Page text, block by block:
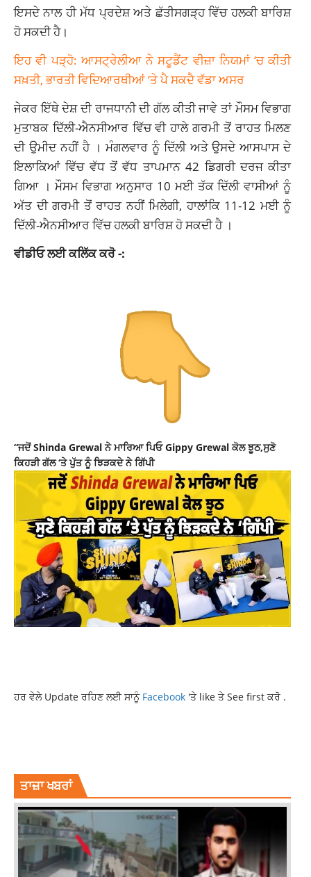
ਇਸਦੇ ਨਾਲ ਹੀ ਮੱਧ ਪ੍ਰਦੇਸ਼ ਅਤੇ ਛੱਤੀਸਗੜ੍ਹ ਵਿੱਚ ਹਲਕੀ ਬਾਰਿਸ਼
ਹੋ ਸਕਦੀ ਹੈ।
ਇਹ ਵੀ ਪੜ੍ਹੋ: ਆਸਟ੍ਰੇਲੀਆ ਨੇ ਸਟੂਡੈਂਟ ਵੀਜ਼ਾ ਨਿਯਮਾਂ ‘ਚ ਕੀਤੀ
ਸਖ਼ਤੀ, ਭਾਰਤੀ ਵਿਦਿਆਰਥੀਆਂ ‘ਤੇ ਪੈ ਸਕਦੈ ਵੱਡਾ ਅਸਰ
ਜੇਕਰ ਇੱਥੇ ਦੇਸ਼ ਦੀ ਰਾਜਧਾਨੀ ਦੀ ਗੱਲ ਕੀਤੀ ਜਾਵੇ ਤਾਂ ਮੌਸਮ ਵਿਭਾਗ
ਮੁਤਾਬਕ ਦਿੱਲੀ-ਐਨਸੀਆਰ ਵਿੱਚ ਵੀ ਹਾਲੇ ਗਰਮੀ ਤੋਂ ਰਾਹਤ ਮਿਲਣ
ਦੀ ਉਮੀਦ ਨਹੀਂ ਹੈ । ਮੰਗਲਵਾਰ ਨੂੰ ਦਿੱਲੀ ਅਤੇ ਉਸਦੇ ਆਸਪਾਸ ਦੇ
ਇਲਾਕਿਆਂ ਵਿੱਚ ਵੱਧ ਤੋਂ ਵੱਧ ਤਾਪਮਾਨ 42 ਡਿਗਰੀ ਦਰਜ ਕੀਤਾ
ਗਿਆ । ਮੌਸਮ ਵਿਭਾਗ ਅਨੁਸਾਰ 10 ਮਈ ਤੱਕ ਦਿੱਲੀ ਵਾਸੀਆਂ ਨੂੰ
ਅੱਤ ਦੀ ਗਰਮੀ ਤੋਂ ਰਾਹਤ ਨਹੀਂ ਮਿਲੇਗੀ, ਹਾਲਾਂਕਿ 11-12 ਮਈ ਨੂੰ
ਦਿੱਲੀ-ਐਨਸੀਆਰ ਵਿੱਚ ਹਲਕੀ ਬਾਰਿਸ਼ ਹੋ ਸਕਦੀ ਹੈ ।
ਵੀਡੀਓ ਲਈ ਕਲਿੱਕ ਕਰੋ -:
“ਜਦੋਂ Shinda Grewal ਨੇ ਮਾਰਿਆ ਪਿਓ Gippy Grewal ਕੋਲ ਝੂਠ,ਸੁਣੋ
ਕਿਹੜੀ ਗੱਲ ‘ਤੇ ਪੁੱਤ ਨੂੰ ਝਿੜਕਦੇ ਨੇ ਗਿੱਪੀ
ਹਰ ਵੇਲੇ Update ਰਹਿਣ ਲਈ ਸਾਨੂੰ Facebook 'ਤੇ like ਤੇ See first ਕਰੋ .
ਤਾਜ਼ਾ ਖਬਰਾਂ